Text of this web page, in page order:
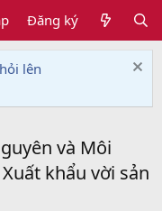
Đăng ký
lên
và Môi
khẩu vời sản